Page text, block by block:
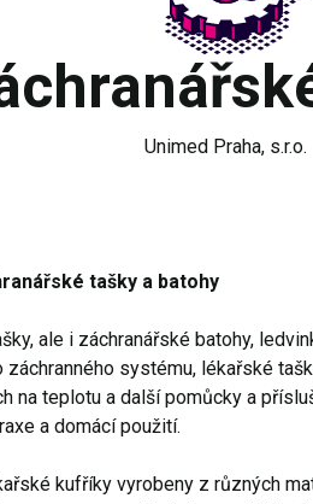
Unimed Praha, s.r.o.
tašky a batohy
ale i záchranářské batohy,
systému, lékařské
na teplotu a další pomůcky a
a domácí použití.
kufříky vyrobeny z různých